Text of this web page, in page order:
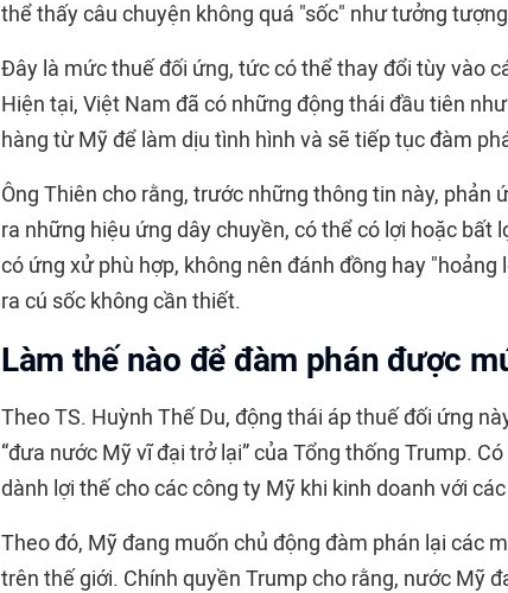
thể thấy câu chuyện không quá "sốc" như tưởng
Đây là mức thuế đối ứng, tức có thể thay đổi tùy vào
Hiện tại, Việt Nam đã có những động thái đầu tiên
hàng từ Mỹ để làm dịu tình hình và sẽ tiếp tục đàm
Ông Thiên cho rằng, trước những thông tin này, phản
ra những hiệu ứng dây chuyền, có thể có lợi hoặc bất
có ứng xử phù hợp, không nên đánh đồng hay
ra cú sốc không cần thiết.
Làm thế nào để đàm phán được
Theo TS. Huỳnh Thế Du, động thái áp thuế đối ứng
“đưa nước Mỹ vĩ đại trở lại” của Tổng thống Trump.
dành lợi thế cho các công ty Mỹ khi kinh doanh với
Theo đó, Mỹ đang muốn chủ động đàm phán lại các
trên thế giới. Chính quyền Trump cho rằng, nước Mỹ